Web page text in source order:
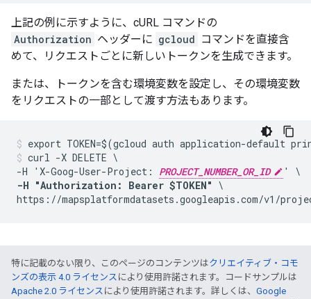
上記の例に示すように、cURL コマンドの
Authorization ヘッダーに gcloud コマンドを直接含
めて、リクエストごとに新しいトークンを生成できます。
または、トークンを含む環境変数を設定し、その環境変数
をリクエストの一部として渡す方法もあります。
curl -X DELETE \
-H 'X-Goog-User-Project: PROJECT_NUMBER_OR_ID
-H "Authorization: Bearer $TOKEN" \
https://mapsplatformdatasets.googleapis.com/v1/
特に記載のない限り、このページのコンテンツはクリエイティブ・コモ
ンズの表示 4.0 ライセンス により使用許諾されます。コードサンプルは
Apache 2.0 ライセンス により使用許諾されます。詳しくは、 Google